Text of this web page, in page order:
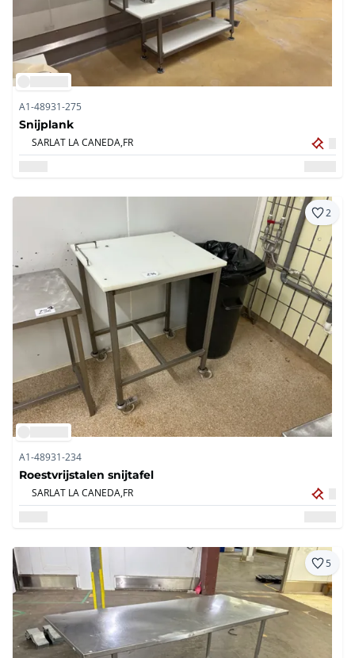
A1-48931-275
Snijplank
SARLAT LA CANEDA,FR
2
A1-48931-234
Roestvrijstalen snijtafel
SARLAT LA CANEDA,FR
5